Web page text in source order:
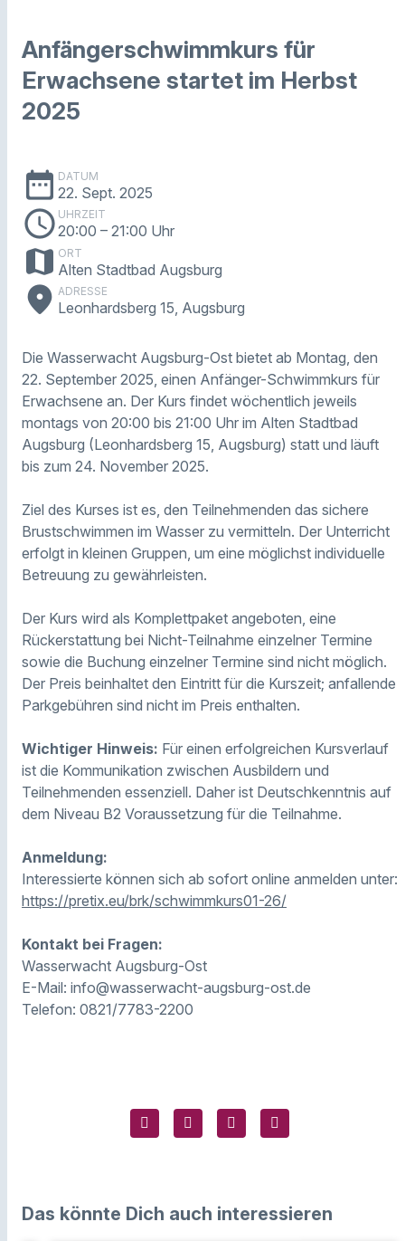
Anfängerschwimmkurs für
Erwachsene startet im Herbst
2025
date_range DATUM
22. Sept. 2025
schedule UHRZEIT
20:00 – 21:00 Uhr
map ORT
Alten Stadtbad Augsburg
place ADRESSE
Leonhardsberg 15, Augsburg
Die Wasserwacht Augsburg-Ost bietet ab Montag, den
22. September 2025, einen Anfänger-Schwimmkurs für
Erwachsene an. Der Kurs findet wöchentlich jeweils
montags von 20:00 bis 21:00 Uhr im Alten Stadtbad
Augsburg (Leonhardsberg 15, Augsburg) statt und läuft
bis zum 24. November 2025.
Ziel des Kurses ist es, den Teilnehmenden das sichere
Brustschwimmen im Wasser zu vermitteln. Der Unterricht
erfolgt in kleinen Gruppen, um eine möglichst individuelle
Betreuung zu gewährleisten.
Der Kurs wird als Komplettpaket angeboten, eine
Rückerstattung bei Nicht-Teilnahme einzelner Termine
sowie die Buchung einzelner Termine sind nicht möglich.
Der Preis beinhaltet den Eintritt für die Kurszeit; anfallende
Parkgebühren sind nicht im Preis enthalten.
Wichtiger Hinweis: Für einen erfolgreichen Kursverlauf
ist die Kommunikation zwischen Ausbildern und
Teilnehmenden essenziell. Daher ist Deutschkenntnis auf
dem Niveau B2 Voraussetzung für die Teilnahme.
Anmeldung:
Interessierte können sich ab sofort online anmelden unter:
https://pretix.eu/brk/schwimmkurs01-26/
Kontakt bei Fragen:
Wasserwacht Augsburg-Ost
E-Mail: info@wasserwacht-augsburg-ost.de
Telefon: 0821/7783-2200
Das könnte Dich auch interessieren